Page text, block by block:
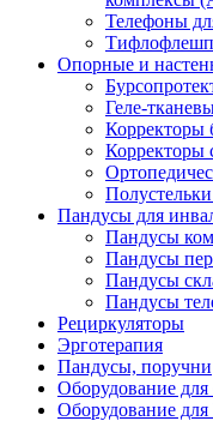
Телефоны
Опорные и
Геле-
Корректоры
Корректоры
Пандусы для
Пандусы
Пандусы
Пандусы
Пандусы
Рециркуляторы
Эрготерапия
Пандусы, поручни
Оборудование для
Оборудование